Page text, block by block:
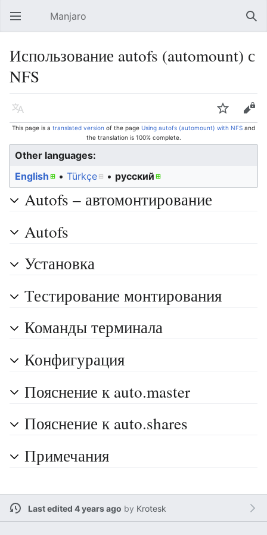
Open main menu Manjaro
Использование autofs (automount) с
NFS
Language Watch Edit
This page is a translated version of the page Using autofs (automount) with NFS and
the translation is 100% complete.
Other languages:
English
• ‎ Türkçe • ‎ русский
Autofs – автомонтирование
Autofs
Установка
Тестирование монтирования
Команды терминала
Конфигурация
Пояснение к auto.master
Пояснение к auto.shares
Примечания
Last edited 4 years ago by Krotesk